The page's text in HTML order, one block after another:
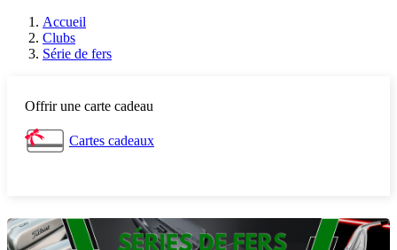
Accueil
Clubs
Série de fers
Offrir une carte cadeau
Cartes cadeaux